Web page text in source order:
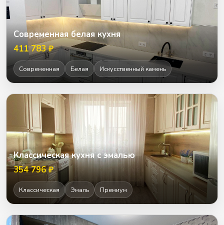
Современная белая кухня
411 783 ₽
Современная Белая Искусственный камень
Классическая кухня с эмалью
354 796 ₽
Классическая Эмаль Премиум